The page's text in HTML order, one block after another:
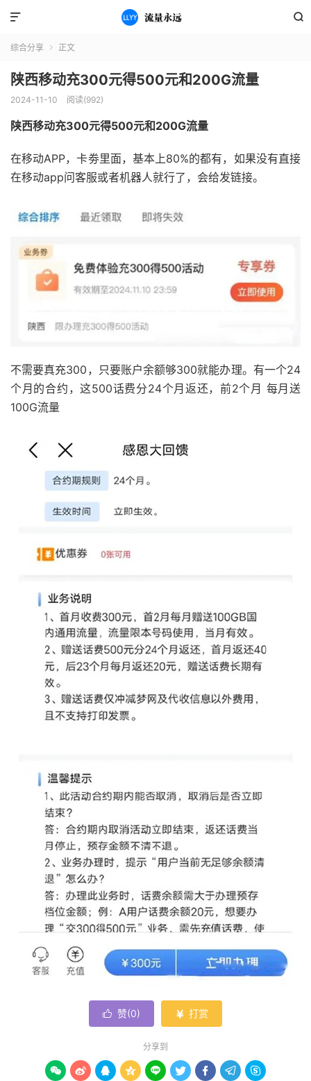


综合分享  正文
陕西移动充300元得500元和200G流量
2024-11-10 阅读(992)
陕西移动充300元得500元和200G流量
在移动APP，卡劵里面，基本上80%的都有，如果没有直接
在移动app问客服或者机器人就行了，会给发链接。
不需要真充300，只要账户余额够300就能办理。有一个24
个月的合约，这500话费分24个月返还，前2个月 每月送
100G流量
 赞(0)  打赏
分享到
        